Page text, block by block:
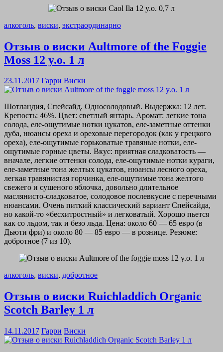
алкоголь, виски, экстраординарно
Отзыв о виски Aultmore of the Foggie
Moss 12 y.o. 1 л
23.11.2017 Гарри Виски
Шотландия, Спейсайд. Односолодовый. Выдержка: 12 лет.
Крепость: 46%. Цвет: светлый янтарь. Аромат: легкие тона
солода, еле-ощутимые нотки цукатов, еле-заметные оттенки
дуба, нюансы ореха и ореховые перегородок (как у грецкого
ореха), еле-ощутимые горьковатые травяные нотки, еле-
ощутимые горные цветы. Вкус: приятная сладковатость —
вначале, легкие оттенки солода, еле-ощутимые нотки кураги,
еле-заметные тона желтых цукатов, нюансы лесного ореха,
легкая травянистая горчинка, еле-ощутимые тона желтого
свежего и сушеного яблочка, довольно длительное
маслянисто-сладковатое, солодовое послевкусие с перечными
нюансами. Очень питкий классический вариант Спейсайда,
но какой-то «бесхитростный» и легковатый. Хорошо пьется
как со льдом, так и безо льда. Цена: около 60 — 65 евро (в
Дьюти фри) и около 80 — 85 евро — в рознице. Резюме:
добротное (7 из 10).
алкоголь, виски, добротное
Отзыв о виски Ruichladdich Organic
Scotch Barley 1 л
14.11.2017 Гарри Виски